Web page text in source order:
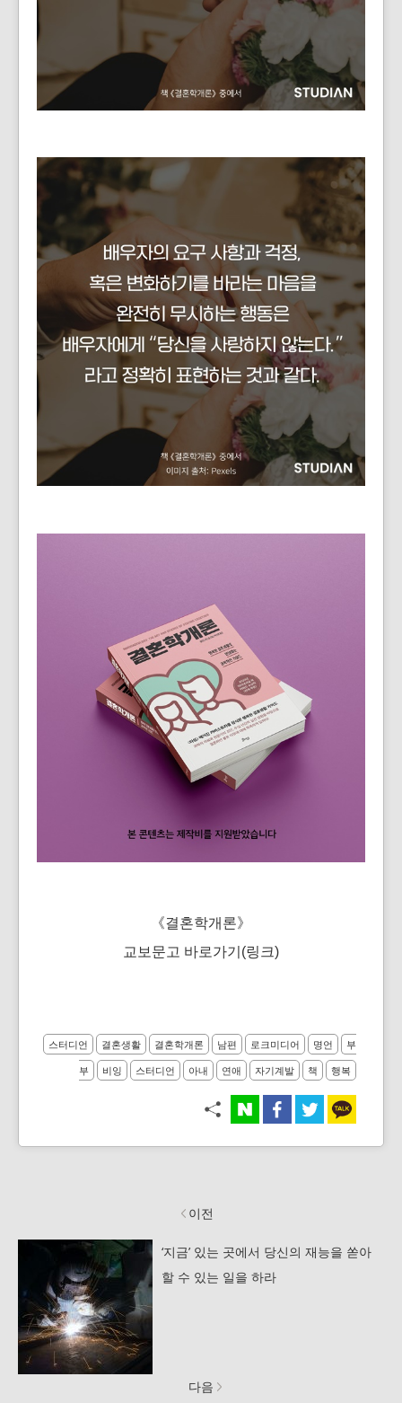
《결혼학개론》
교보문고 바로가기(링크)
스터디언 결혼생활 결혼학개론 남편 로크미디어 명언
부
부
비잉 스터디언 아내 연애 자기계발 책 행복
이전
‘지금’ 있는 곳에서 당신의 재능을 쏟아
할 수 있는 일을 하라
다음